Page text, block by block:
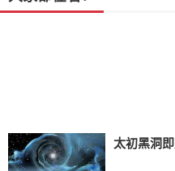
黑洞依然是天文学界的焦点
理解它的真相。新的观测数
太初黑洞